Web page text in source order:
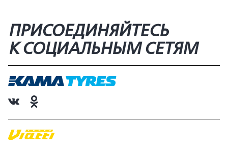
ПРИСОЕДИНЯЙТЕСЬ
К СОЦИАЛЬНЫМ СЕТЯМ